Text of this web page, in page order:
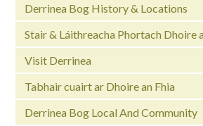
Derrinea Bog History & Locations
Stair & Láithreacha Phortach Dhoire
Visit Derrinea
Tabhair cuairt ar Dhoire an Fhia
Derrinea Bog Local And Community